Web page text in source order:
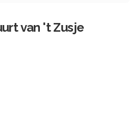
van 't Zusje